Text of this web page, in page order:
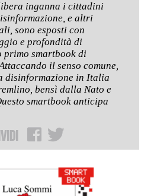
inganna i cittadini
e altri
sono esposti con
e profondità di
primo smartbook di
il senso comune,
disinformazione in Italia
bensì dalla Nato e
smartbook anticipa